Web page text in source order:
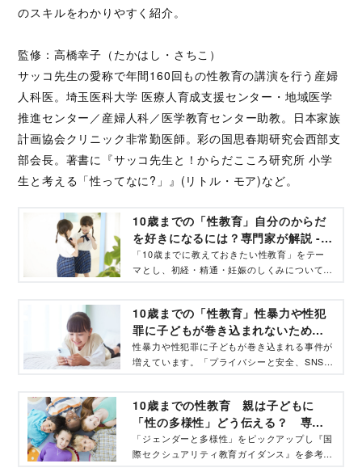
のスキルをわかりやすく紹介。
監修：高橋幸子（たかはし・さちこ）
サッコ先生の愛称で年間160回もの性教育の講演を行う産婦
人科医。埼玉医科大学 医療人育成支援センター・地域医学
推進センター／産婦人科／医学教育センター助教。日本家族
計画協会クリニック非常勤医師。彩の国思春期研究会西部支
部会長。著書に『サッコ先生と！からだこころ研究所 小学
生と考える「性ってなに?」』(リトル・モア)など。
10歳までの「性教育」自分のからだ
を好きになるには？専門家が解説 -
コクリコ｜講談社
「10歳までに教えておきたい性教育」をテー
マとし、初経・精通・妊娠のしくみについて、
ついて、医療ライターの及川夕子氏が執筆、日
本の性教育の現状に詳しい産婦人科医の高橋幸
子先生が監修した解説記事を。
10歳までの「性教育」性暴力や性犯
罪に子どもが巻き込まれないために
必要な知識とは - コクリコ｜講談社
性暴力や性犯罪に子どもが巻き込まれる事件が
増えています。「プライバシーと安全、SNSと
イターの及川夕子氏執筆、日本の性教育の現状
に詳しい産婦人科医の高橋幸子先生監修で、
10歳までの子どもに伝えるTIPSをまとめまし
た
10歳までの性教育 親は子どもに
「性の多様性」どう伝える？ 専門
家が徹底解説 - コクリコ｜講談社
「ジェンダーと多様性」をピックアップし『国
際セクシュアリティ教育ガイダンス』を参考